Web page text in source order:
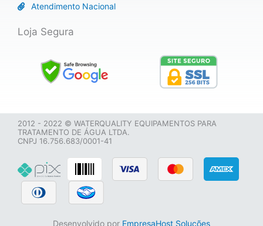
Atendimento Nacional
Loja Segura
2012 - 2022 © WATERQUALITY EQUIPAMENTOS PARA
TRATAMENTO DE ÁGUA LTDA.
CNPJ 16.756.683/0001-41
Desenvolvido por EmpresaHost Soluções